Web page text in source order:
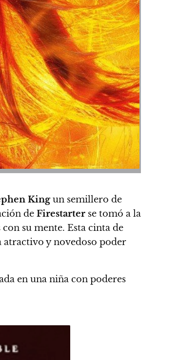
Kingun semillero de
de Firestarter se tomó a la
su mente. Esta cinta de
y novedoso poder
en una niña con poderes